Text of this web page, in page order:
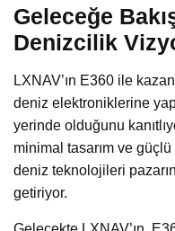
Geleceğe
Denizcilik
LXNAV’ın E360 ile
deniz elektroniklerine
yerinde olduğunu
minimal tasarım ve
deniz teknolojileri
getiriyor.